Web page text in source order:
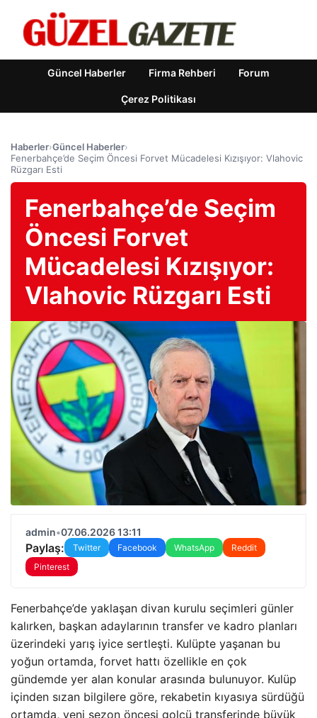
Güncel Haberler Firma Rehberi Forum
Çerez Politikası
Haberler›Güncel Haberler›
Fenerbahçe’de Seçim Öncesi Forvet Mücadelesi Kızışıyor: Vlahovic
Rüzgarı Esti
Fenerbahçe’de Seçim
Öncesi Forvet
Mücadelesi Kızışıyor:
Vlahovic Rüzgarı Esti
admin•07.06.2026 13:11
Paylaş: Twitter Facebook WhatsApp
Reddit
Pinterest
Fenerbahçe’de yaklaşan divan kurulu seçimleri günler
kalırken, başkan adaylarının transfer ve kadro planları
üzerindeki yarış iyice sertleşti. Kulüpte yaşanan bu
yoğun ortamda, forvet hattı özellikle en çok
gündemde yer alan konular arasında bulunuyor. Kulüp
içinden sızan bilgilere göre, rekabetin kıyasıya sürdüğü
ortamda, yeni sezon öncesi golcü transferinde büyük